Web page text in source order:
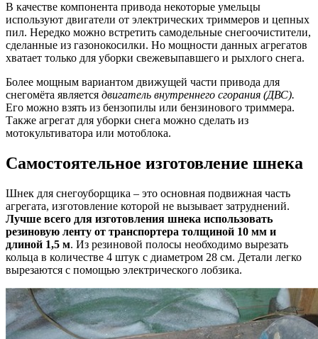
В качестве компонента привода некоторые умельцы
используют двигатели от электрических триммеров и цепных
пил. Нередко можно встретить самодельные снегоочистители,
сделанные из газонокосилки. Но мощности данных агрегатов
хватает только для уборки свежевыпавшего и рыхлого снега.
Более мощным вариантом движущей части привода для
снегомёта является двигатель внутреннего сгорания (ДВС).
Его можно взять из бензопилы или бензинового триммера.
Также агрегат для уборки снега можно сделать из
мотокультиватора или мотоблока.
Самостоятельное изготовление шнека
Шнек для снегоуборщика – это основная подвижная часть
агрегата, изготовление которой не вызывает затруднений.
Лучше всего для изготовления шнека использовать
резиновую ленту от транспортера толщиной 10 мм и
длиной 1,5 м. Из резиновой полосы необходимо вырезать
кольца в количестве 4 штук с диаметром 28 см. Детали легко
вырезаются с помощью электрического лобзика.